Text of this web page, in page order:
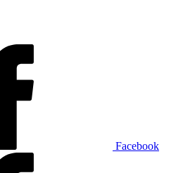
Facebook